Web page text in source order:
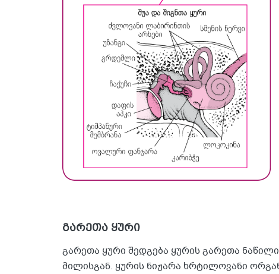
გარეთა ყური
გარეთა ყური შედგება ყურის გარეთა
მილისგან. ყურის ნიჟარა ხრტილოვანი